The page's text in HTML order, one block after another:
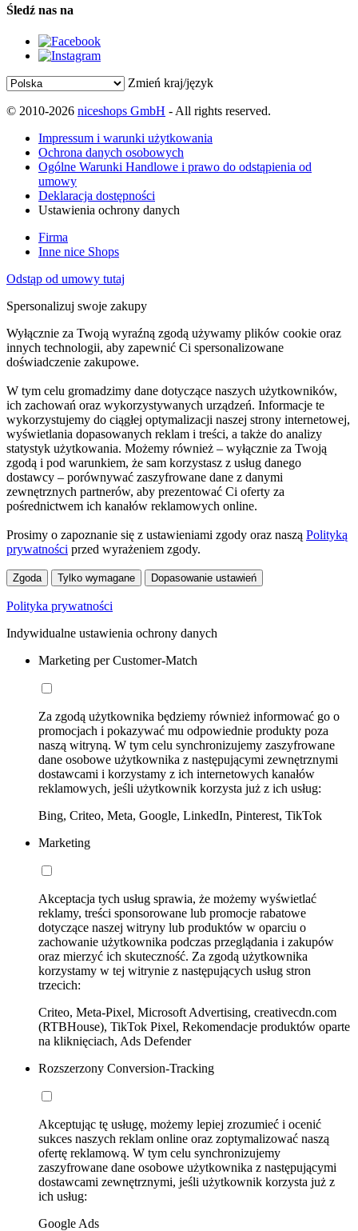
Śledź nas na
Zmień kraj/język
© 2010-2026 niceshops GmbH - All rights reserved.
Impressum i warunki użytkowania
Ochrona danych osobowych
Ogólne Warunki Handlowe i prawo do odstąpienia od
umowy
Deklaracja dostępności
Ustawienia ochrony danych
Firma
Inne nice Shops
Odstąp od umowy tutaj
Spersonalizuj swoje zakupy
Wyłącznie za Twoją wyraźną zgodą używamy plików cookie oraz
innych technologii, aby zapewnić Ci spersonalizowane
doświadczenie zakupowe.
W tym celu gromadzimy dane dotyczące naszych użytkowników,
ich zachowań oraz wykorzystywanych urządzeń. Informacje te
wykorzystujemy do ciągłej optymalizacji naszej strony internetowej,
wyświetlania dopasowanych reklam i treści, a także do analizy
statystyk użytkowania. Możemy również – wyłącznie za Twoją
zgodą i pod warunkiem, że sam korzystasz z usług danego
dostawcy – porównywać zaszyfrowane dane z danymi
zewnętrznych partnerów, aby prezentować Ci oferty za
pośrednictwem ich kanałów reklamowych online.
Prosimy o zapoznanie się z ustawieniami zgody oraz naszą Polityką
prywatności przed wyrażeniem zgody.
Zgoda Tylko wymagane Dopasowanie ustawień
Polityka prywatności
Indywidualne ustawienia ochrony danych
Marketing per Customer-Match
Za zgodą użytkownika będziemy również informować go o
promocjach i pokazywać mu odpowiednie produkty poza
naszą witryną. W tym celu synchronizujemy zaszyfrowane
dane osobowe użytkownika z następującymi zewnętrznymi
dostawcami i korzystamy z ich internetowych kanałów
reklamowych, jeśli użytkownik korzysta już z ich usług:
Bing, Criteo, Meta, Google, LinkedIn, Pinterest, TikTok
Marketing
Akceptacja tych usług sprawia, że możemy wyświetlać
reklamy, treści sponsorowane lub promocje rabatowe
dotyczące naszej witryny lub produktów w oparciu o
zachowanie użytkownika podczas przeglądania i zakupów
oraz mierzyć ich skuteczność. Za zgodą użytkownika
korzystamy w tej witrynie z następujących usług stron
trzecich:
Criteo, Meta-Pixel, Microsoft Advertising, creativecdn.com
(RTBHouse), TikTok Pixel, Rekomendacje produktów oparte
na kliknięciach, Ads Defender
Rozszerzony Conversion-Tracking
Akceptując tę usługę, możemy lepiej zrozumieć i ocenić
sukces naszych reklam online oraz zoptymalizować naszą
ofertę reklamową. W tym celu synchronizujemy
zaszyfrowane dane osobowe użytkownika z następującymi
dostawcami zewnętrznymi, jeśli użytkownik korzysta już z
ich usług:
Google Ads